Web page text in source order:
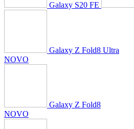
Galaxy S20 FE
Galaxy Z Fold8 Ultra
NOVO
Galaxy Z Fold8
NOVO